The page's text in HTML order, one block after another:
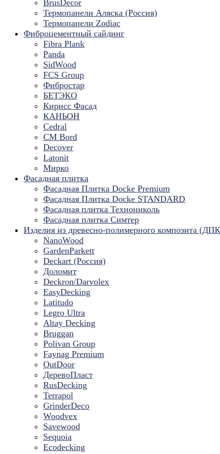
BrusDecor
Термопанели Аляска (Россия)
Термопанели Zodiac
Фиброцементный сайдинг
Fibra Plank
Panda
SidWood
FCS Group
Фибростар
БЕТЭКО
Кирисс Фасад
КАНЬОН
Cedral
CM Bord
Decover
Latonit
Мирко
Фасадная плитка
Фасадная Плитка Docke Premium
Фасадная Плитка Docke STANDARD
Фасадная плитка Технониколь
Фасадная плитка Симтер
Изделия из древесно-полимерного композита
NanoWood
GardenParkett
Deckart (Россия)
Доломит
Deckron/Darvolex
EasyDecking
Latitudo
Legro Ultra
Altay Decking
Bruggan
Polivan Group
Faynag Premium
OutDoor
ДеревоПласт
RusDecking
Terrapol
GrinderDeco
Woodvex
Savewood
Sequoia
Ecodecking